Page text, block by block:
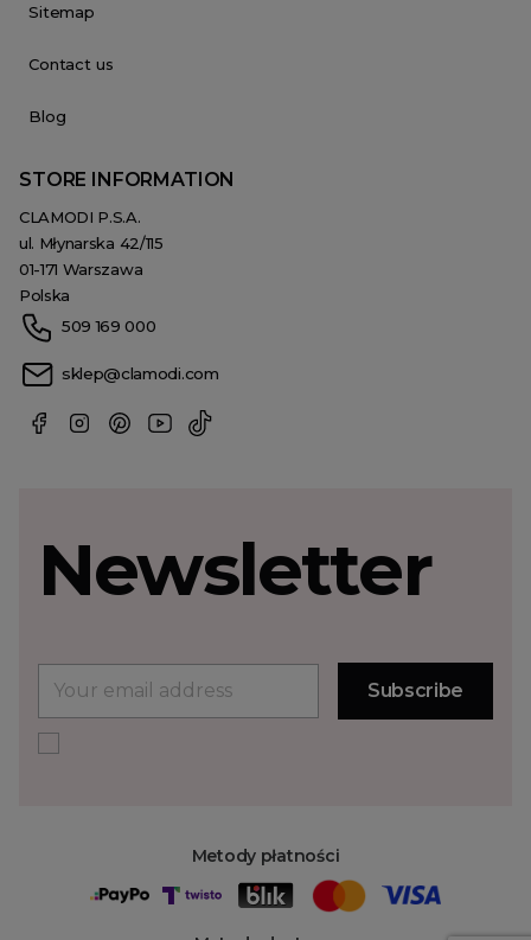
Sitemap
Contact us
Blog
STORE INFORMATION
CLAMODI P.S.A.
ul. Młynarska 42/115
01-171 Warszawa
Polska
509 169 000
sklep@clamodi.com
Metody płatności
Newsletter